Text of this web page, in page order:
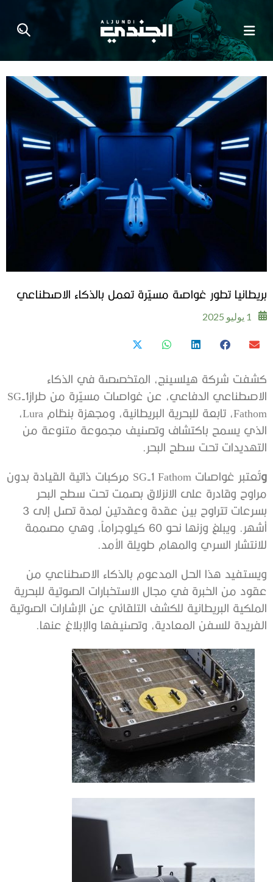
بريطانيا تطور غواصة مسيّرة تعمل بالذكاء الاصطناعي
1 يوليو 2025
كشفت شركة هيلسينج، المتخصصة في الذكاء
الاصطناعي الدفاعي، عن غواصات مسيّرة من طرازSG-1
Fathom، تابعة للبحرية البريطانية، ومجهزة بنظام Lura،
الذي يسمح باكتشاف وتصنيف مجموعة متنوعة من
التهديدات تحت سطح البحر.
و
تُعتبر غواصات SG-1 Fathom مركبات ذاتية القيادة بدون
مراوح وقادرة على الانزلاق بصمت تحت سطح البحر
بسرعات تتراوح بين عقدة وعقدتين لمدة تصل إلى 3
أشهر. ويبلغ وزنها نحو 60 كيلوجراماً، وهي مصممة
للانتشار السري والمهام طويلة الأمد.
ويستفيد هذا الحل المدعوم بالذكاء الاصطناعي من
عقود من الخبرة في مجال الاستخبارات الصوتية للبحرية
الملكية البريطانية للكشف التلقائي عن الإشارات الصوتية
الفريدة للسفن المعادية، وتصنيفها والإبلاغ عنها.